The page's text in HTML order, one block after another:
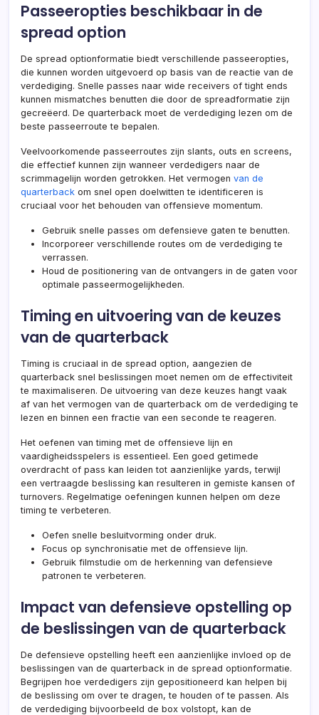
Passeeropties beschikbaar in de
spread option
De spread optionformatie biedt verschillende passeeropties,
die kunnen worden uitgevoerd op basis van de reactie van de
verdediging. Snelle passes naar wide receivers of tight ends
kunnen mismatches benutten die door de spreadformatie zijn
gecreëerd. De quarterback moet de verdediging lezen om de
beste passeerroute te bepalen.
Veelvoorkomende passeerroutes zijn slants, outs en screens,
die effectief kunnen zijn wanneer verdedigers naar de
scrimmagelijn worden getrokken. Het vermogen van de
quarterback om snel open doelwitten te identificeren is
cruciaal voor het behouden van offensieve momentum.
Gebruik snelle passes om defensieve gaten te benutten.
Incorporeer verschillende routes om de verdediging te
verrassen.
Houd de positionering van de ontvangers in de gaten voor
optimale passeermogelijkheden.
Timing en uitvoering van de keuzes
van de quarterback
Timing is cruciaal in de spread option, aangezien de
quarterback snel beslissingen moet nemen om de effectiviteit
te maximaliseren. De uitvoering van deze keuzes hangt vaak
af van het vermogen van de quarterback om de verdediging te
lezen en binnen een fractie van een seconde te reageren.
Het oefenen van timing met de offensieve lijn en
vaardigheidsspelers is essentieel. Een goed getimede
overdracht of pass kan leiden tot aanzienlijke yards, terwijl
een vertraagde beslissing kan resulteren in gemiste kansen of
turnovers. Regelmatige oefeningen kunnen helpen om deze
timing te verbeteren.
Oefen snelle besluitvorming onder druk.
Focus op synchronisatie met de offensieve lijn.
Gebruik filmstudie om de herkenning van defensieve
patronen te verbeteren.
Impact van defensieve opstelling op
de beslissingen van de quarterback
De defensieve opstelling heeft een aanzienlijke invloed op de
beslissingen van de quarterback in de spread optionformatie.
Begrijpen hoe verdedigers zijn gepositioneerd kan helpen bij
de beslissing om over te dragen, te houden of te passen. Als
de verdediging bijvoorbeeld de box volstopt, kan de